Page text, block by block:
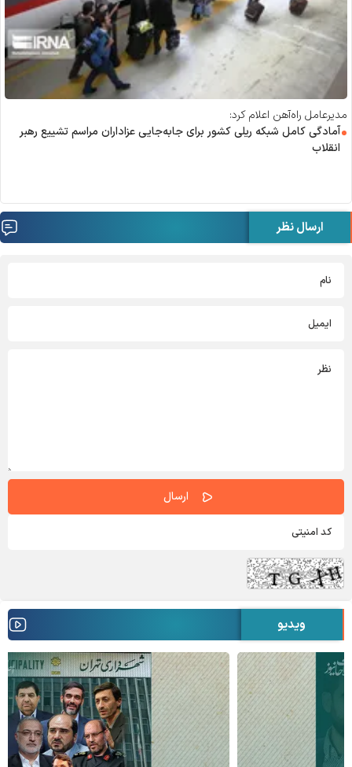
مدیرعامل راه‌آهن اعلام کرد:
آمادگی کامل شبکه ریلی کشور برای جابه‌جایی عزاداران مراسم تشییع رهبر
انقلاب
ارسال نظر
ویدیو